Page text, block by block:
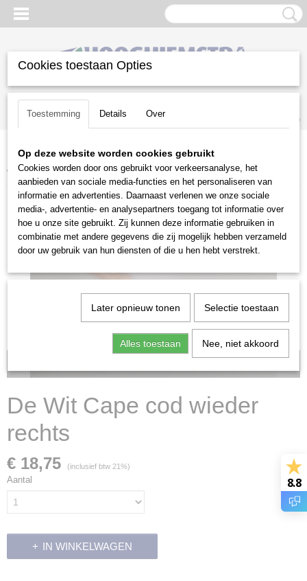
Inloggen Registreren
(0)
Home >Gazononderhoud>Handgereedschap>
wieder rechts
De Wit Cape cod wieder
rechts
€ 18,75 (inclusief btw 21%)
Aantal
IN WINKELWAGEN
8.8
Cookies toestaan Opties
Toestemming Details Over
Op deze website worden cookies gebruikt
Cookies worden door ons gebruikt voor verkeersanalyse, het
aanbieden van sociale media-functies en het personaliseren van
informatie en advertenties. Daarnaast verlenen we onze sociale
media-, advertentie- en analysepartners toegang tot informatie over
hoe u onze site gebruikt. Zij kunnen deze informatie gebruiken in
combinatie met andere gegevens die zij mogelijk hebben verzameld
door uw gebruik van hun diensten of die u hen hebt verstrekt.
Later opnieuw tonen Selectie toestaan
Alles toestaan Nee, niet akkoord